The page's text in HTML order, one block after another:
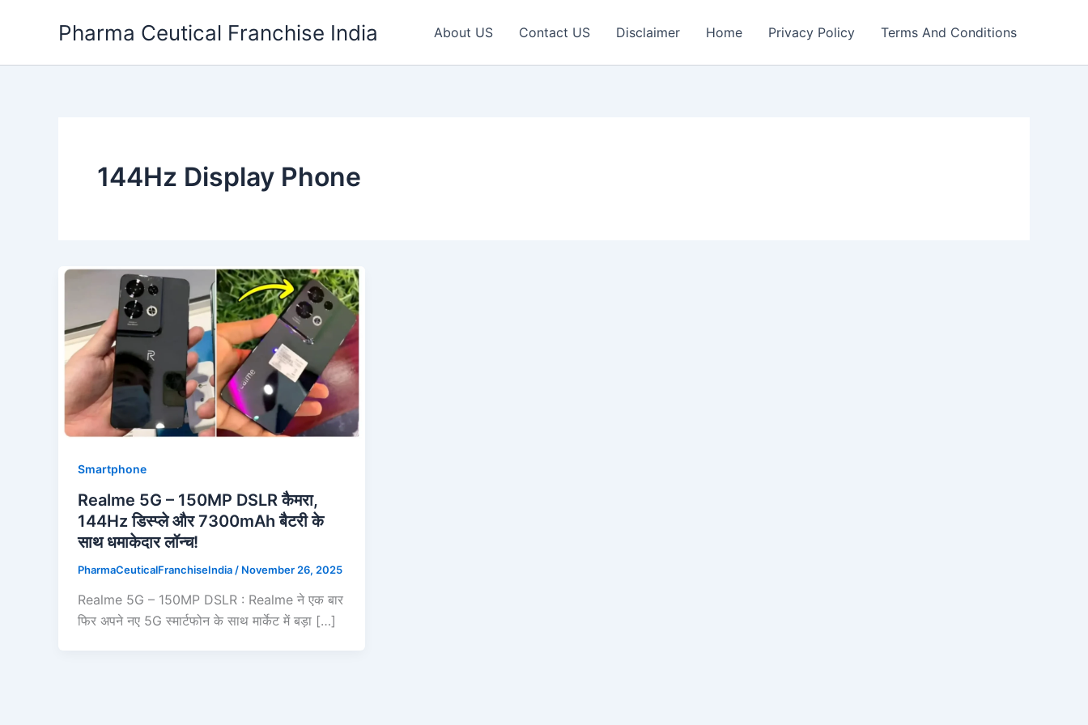
Pharma Ceutical Franchise India About US Contact US Disclaimer Home Privacy Policy Terms And Conditions
144Hz Display Phone
Smartphone
Realme 5G – 150MP DSLR कैमरा,
144Hz डिस्प्ले और 7300mAh बैटरी के
साथ धमाकेदार लॉन्च!
PharmaCeuticalFranchiseIndia / November 26, 2025
Realme 5G – 150MP DSLR : Realme ने एक बार
फिर अपने नए 5G स्मार्टफोन के साथ मार्केट में बड़ा […]